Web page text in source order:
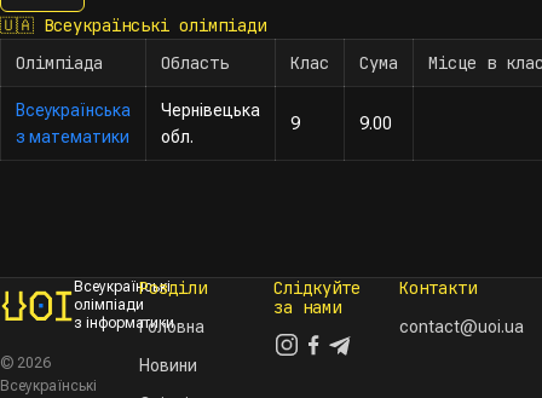
2017
🇺🇦 Всеукраїнські олімпіади
Олімпіада
Область Клас Сума Місце в
Всеукраїнська
з математики
Чернівецька
обл.
9 9.00
Всеукраїнські
олімпіади
з інформатики
© 2026
Всеукраїнські
Розділи
Головна
Новини
Слідкуйте
за нами
Контакти
contact@uoi.ua